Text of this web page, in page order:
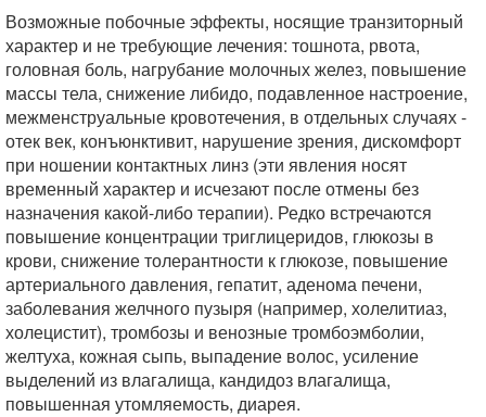
Возможные побочные эффекты, носящие транзиторный
характер и не требующие лечения: тошнота, рвота,
головная боль, нагрубание молочных желез, повышение
массы тела, снижение либидо, подавленное настроение,
межменструальные кровотечения, в отдельных случаях -
отек век, конъюнктивит, нарушение зрения, дискомфорт
при ношении контактных линз (эти явления носят
временный характер и исчезают после отмены без
назначения какой-либо терапии). Редко встречаются
повышение концентрации триглицеридов, глюкозы в
крови, снижение толерантности к глюкозе, повышение
артериального давления, гепатит, аденома печени,
заболевания желчного пузыря (например, холелитиаз,
холецистит), тромбозы и венозные тромбоэмболии,
желтуха, кожная сыпь, выпадение волос, усиление
выделений из влагалища, кандидоз влагалища,
повышенная утомляемость, диарея.